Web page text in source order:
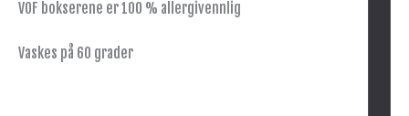
VOF bokserene er 100 % allergivennlig
Vaskes på 60 grader